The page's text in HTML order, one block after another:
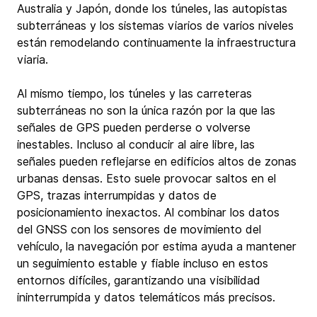
Australia y Japón, donde los túneles, las autopistas
subterráneas y los sistemas viarios de varios niveles
están remodelando continuamente la infraestructura
viaria.
Al mismo tiempo, los túneles y las carreteras
subterráneas no son la única razón por la que las
señales de GPS pueden perderse o volverse
inestables. Incluso al conducir al aire libre, las
señales pueden reflejarse en edificios altos de zonas
urbanas densas. Esto suele provocar saltos en el
GPS, trazas interrumpidas y datos de
posicionamiento inexactos. Al combinar los datos
del GNSS con los sensores de movimiento del
vehículo, la navegación por estima ayuda a mantener
un seguimiento estable y fiable incluso en estos
entornos difíciles, garantizando una visibilidad
ininterrumpida y datos telemáticos más precisos.